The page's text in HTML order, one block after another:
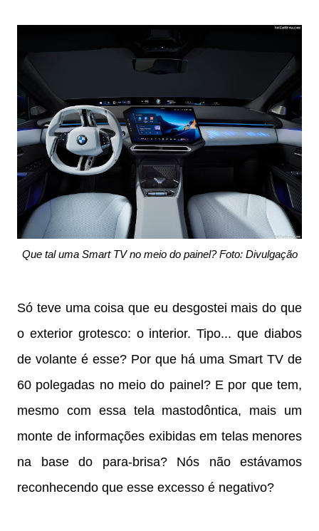
Que tal uma Smart TV no meio do painel? Foto: Divulgação
Só teve uma coisa que eu desgostei mais do que
o exterior grotesco: o interior. Tipo... que diabos
de volante é esse? Por que há uma Smart TV de
60 polegadas no meio do painel? E por que tem,
mesmo com essa tela mastodôntica, mais um
monte de informações exibidas em telas menores
na base do para-brisa? Nós não estávamos
reconhecendo que esse excesso é negativo?